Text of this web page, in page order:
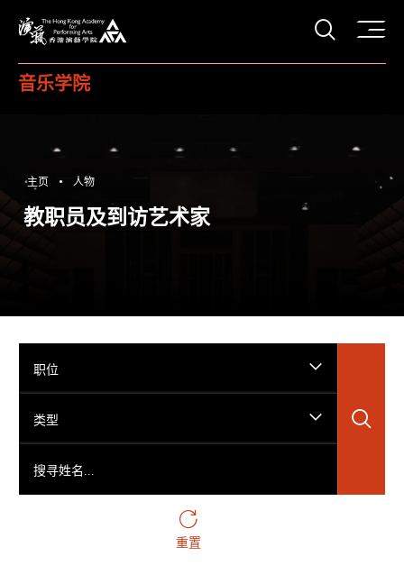
打开
音乐学院
主页 人物
教职员及到访艺术家
职位
类型
重置